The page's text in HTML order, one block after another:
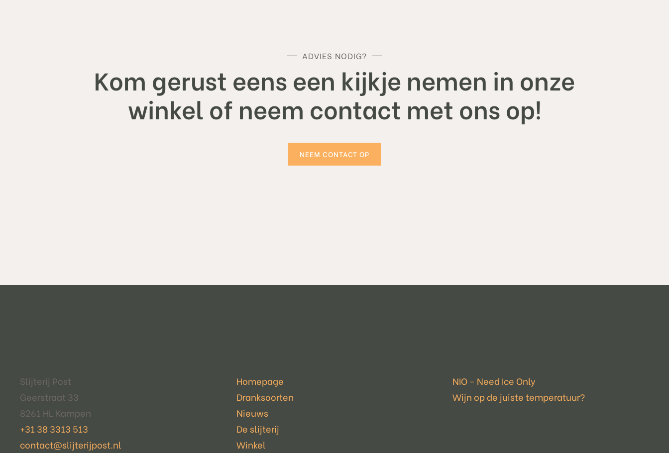
ADVIES NODIG?
Kom gerust eens een kijkje nemen in onze
winkel of neem contact met ons op!
NEEM CONTACT OP
Slijterij Post
Geerstraat 33
8261 HL Kampen
+31 38 3313 513
contact@slijterijpost.nl
Homepage
Dranksoorten
Nieuws
De slijterij
Winkel
NIO - Need Ice Only
Wijn op de juiste temperatuur?